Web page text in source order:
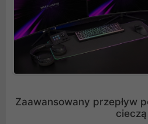
Zaawansowany przepływ
cieczą